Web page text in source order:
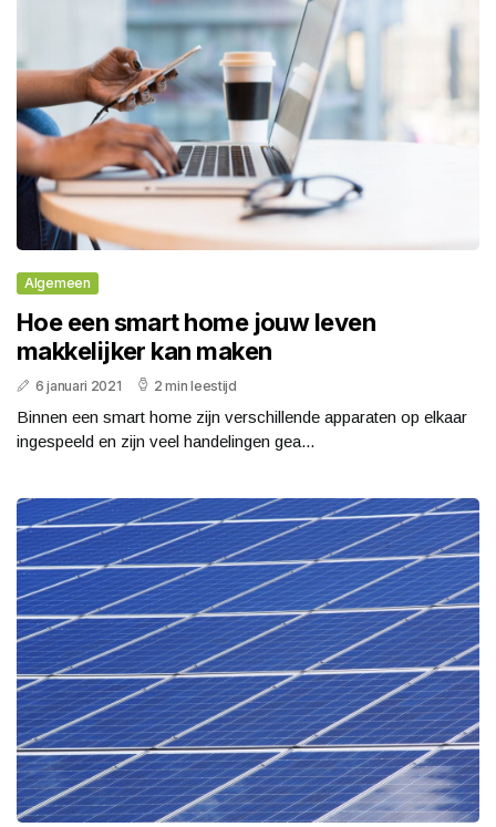
Algemeen
Hoe een smart home jouw leven
makkelijker kan maken
6 januari 2021 2 min leestijd
Binnen een smart home zijn verschillende apparaten op elkaar
ingespeeld en zijn veel handelingen gea...